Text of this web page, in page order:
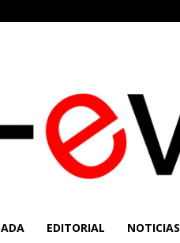
EDITORIAL NOTICIAS